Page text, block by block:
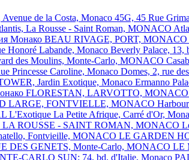
de la Costa, Monaco 45G, 45 Rue
La Rousse - Saint Roman, MONACO
Монако BEAU RIVAGE, PORT, MONACO
Honoré Labande, Monaco Beverly Palace,
des Moulins, Monte-Carlo, MONACO
Princesse Caroline, Monaco Domes, 2, rue
Jardin Exotique, Monaco Ermanno
FLORESTAN, LARVOTTO, MONACO
LARGE, FONTVIELLE, MONACO
L'Exotique La Petite Afrique, Carré d'Or,
LA ROUSSE - SAINT ROMAN, MONACO
Fontvieille, MONACO LE GARDEN
DES GENETS, Monte-Carlo, MONACO LE
CARLO SUN: 74, bd. d'Italie, Monaco